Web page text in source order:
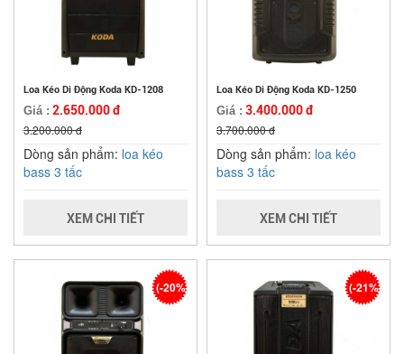
Loa Kéo Di Động Koda KD-1208
Giá : 2.650.000 đ
3.200.000 đ
Dòng sản phẩm: loa kéo
bass 3 tấc
XEM CHI TIẾT
Loa Kéo Di Động Koda KD-1250
Giá : 3.400.000 đ
3.700.000 đ
Dòng sản phẩm: loa kéo
bass 3 tấc
XEM CHI TIẾT
(-20%) (-21%)